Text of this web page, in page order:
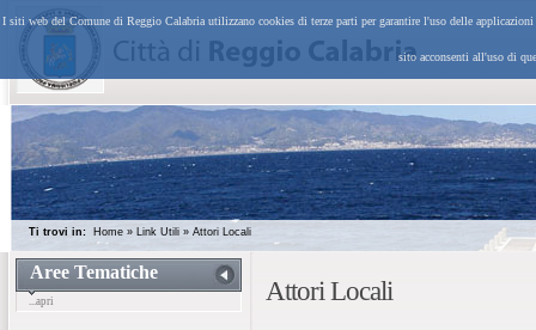
I siti web del Comune di Reggio Calabria utilizzano cookies di terze parti per garantire l'uso delle
sito acconsenti all'uso di
Ti trovi in: Home » Link Utili » Attori Locali
Aree Tematiche
...apri Attori Locali